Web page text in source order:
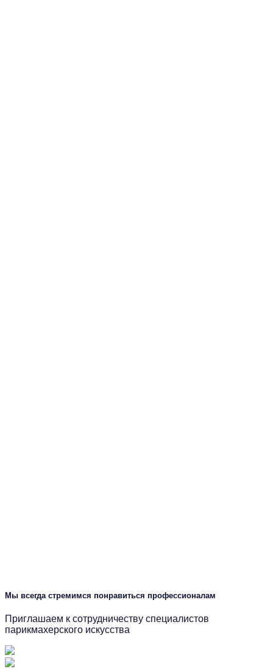
Мы всегда стремимся понравиться профессионалам
Приглашаем к сотрудничеству специалистов
парикмахерского искусства